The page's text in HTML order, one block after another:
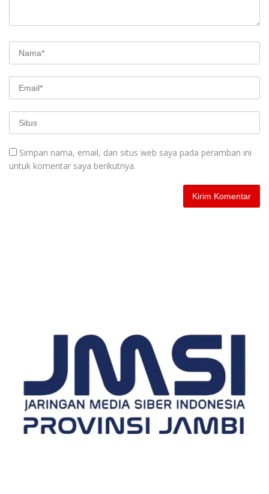
Simpan nama, email, dan situs web saya pada peramban ini
untuk komentar saya berikutnya.